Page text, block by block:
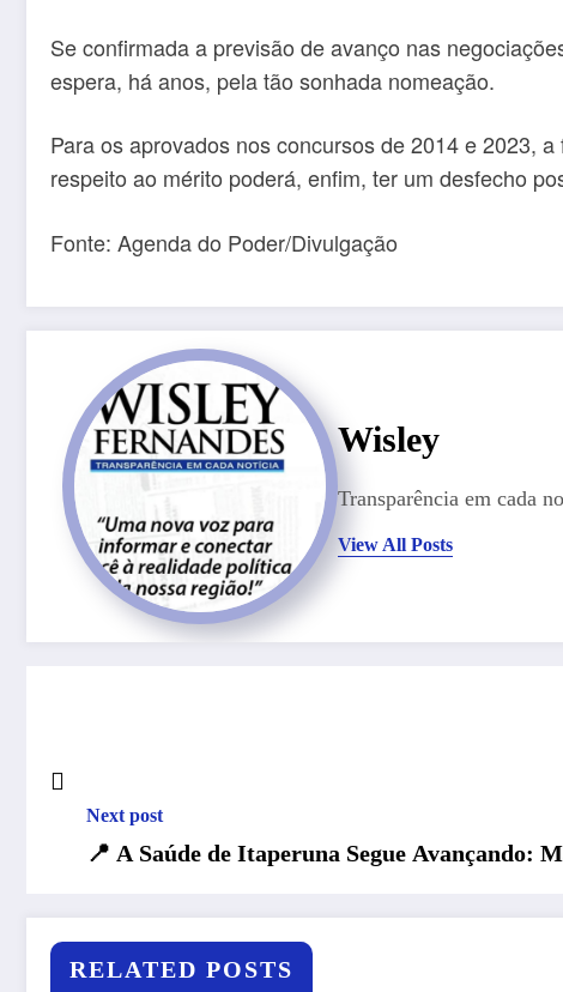
Se confirmada a previsão de avanço nas
espera, há anos, pela tão sonhada nomeação.
Para os aprovados nos concursos de 2014 e 2023,
respeito ao mérito poderá, enfim, ter um desfecho
Fonte: Agenda do Poder/Divulgação
Wisley
Transparência em cada
View All Posts
Next post
📍 A Saúde de Itaperuna Segue Avançando:
RELATED POSTS